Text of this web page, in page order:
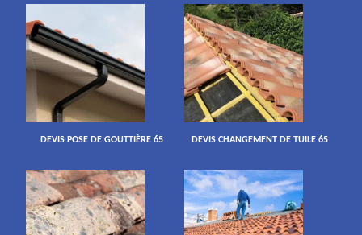
DEVIS POSE DE GOUTTIÈRE 65 DEVIS CHANGEMENT DE TUILE 65